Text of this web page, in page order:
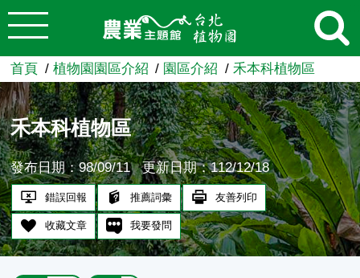
跳到主要內容
農業知識入口網
首頁 植物園園區介紹 園區介紹 禾本科植物區
禾本科植物區
發布日期：98/09/11 更新日期：112/12/18
錯誤回報 推薦詞彙 友善列印
收藏文章 我要發問